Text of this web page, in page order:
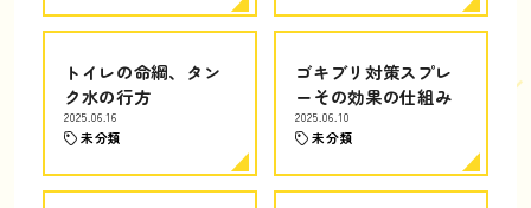
トイレの命綱、タン
ク水の行方
2025.06.16
未分類
ゴキブリ対策スプレ
ーその効果の仕組み
2025.06.10
未分類